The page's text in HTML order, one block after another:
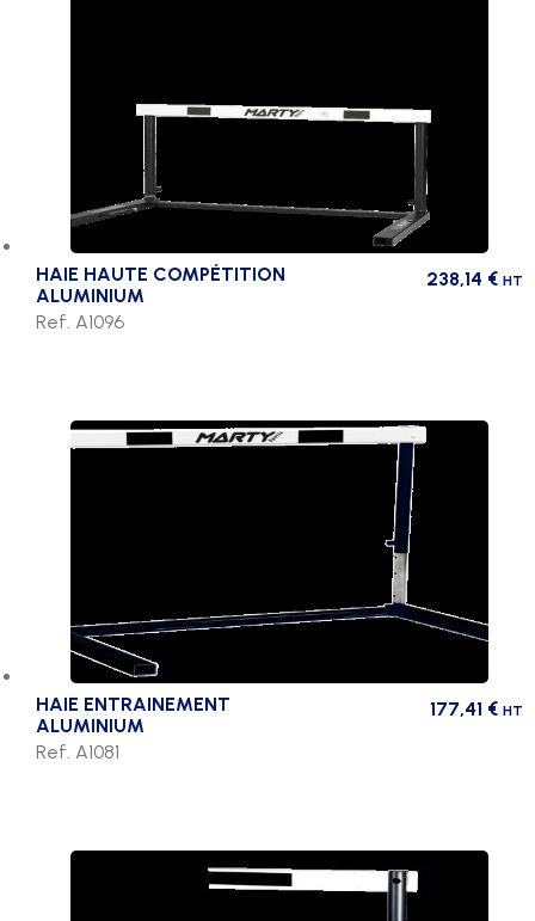
HAIE HAUTE COMPÉTITION
ALUMINIUM
238,14 € HT
Ref. A1096
HAIE ENTRAINEMENT
ALUMINIUM
177,41 € HT
Ref. A1081